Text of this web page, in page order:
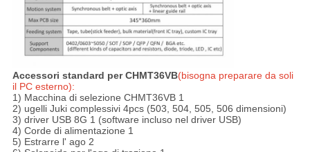
Accessori standard per CHMT36VB(bisogna preparare da soli
il PC esterno):
1) Macchina di selezione CHMT36VB 1
2) ugelli Juki complessivi 4pcs (503, 504, 505, 506 dimensioni)
3) driver USB 8G 1 (software incluso nel driver USB)
4) Corde di alimentazione 1
5) Estrarre l' ago 2